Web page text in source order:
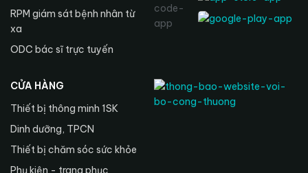
RPM giám sát bệnh nhân từ
xa
ODC bác sĩ trực tuyến
CỬA HÀNG
Thiết bị thông minh 1SK
Dinh dưỡng, TPCN
Thiết bị chăm sóc sức khỏe
Phụ kiện - trang phục